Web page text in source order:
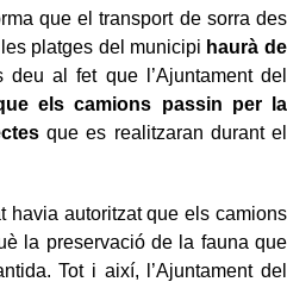
que el transport de sorra des
platges del municipi haurà de
deu al fet que l’Ajuntament del
els camions passin per la
que es realitzaran durant el
havia autoritzat que els camions
la preservació de la fauna que
Tot i així, l’Ajuntament del